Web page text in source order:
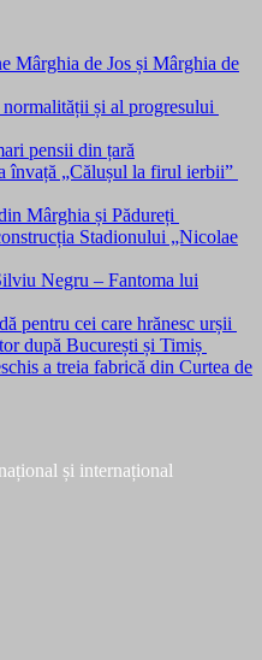
Mârghia de Jos și Mârghia de
și al progresului
pensii din țară
învață „Călușul la firul ierbii”
Mârghia și Pădureți
Stadionului „Nicolae
Negru – Fantoma lui
pentru cei care hrănesc urșii
după București și Timiș
a treia fabrică din Curtea de
și internațional